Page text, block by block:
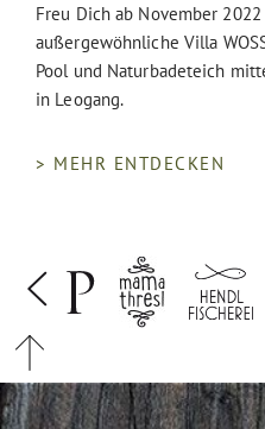
Freu Dich ab November
außergewöhnliche Villa
Pool und Naturbadeteich
in Leogang.
> MEHR ENTDECKEN